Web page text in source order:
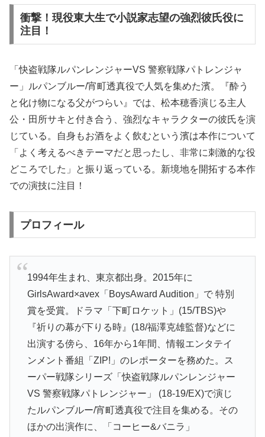
衝撃！現役東大生で小説家志望の強烈彼氏役に
注目！
「快盗戦隊ルパンレンジャーVS 警察戦隊パトレンジャ
ー」ルパンブルー/宵町透真役で人気を集めた濱。『酔う
と化け物になる父がつらい』では、松本穂香演じる主人
公・田所サキと付き合う、強烈なキャラクターの彼氏を演
じている。自身もお酒をよく飲むという濱は本作について
「よく考えるべきテーマだと思ったし、非常に刺激的な役
どころでした」と振り返っている。新境地を開拓する本作
での演技に注目！
プロフィール
1994年生まれ、東京都出身。2015年に
GirlsAward×avex「BoysAward Audition」で 特別
賞を受賞。ドラマ「下町ロケット」(15/TBS)や
『祈りの幕が下りる時』(18/福澤克雄監督)などに
出演する傍ら、16年から1年間、情報エンタテイ
ンメント番組「ZIP!」のレポーターを務めた。ス
ーパー戦隊シリーズ「快盗戦隊ルパンレンジャー
VS 警察戦隊パトレンジャー」 (18-19/EX)で演じ
たルパンブルー/宵町透真役で注目を集める。その
ほかの出演作に、「コーヒー&バニラ」